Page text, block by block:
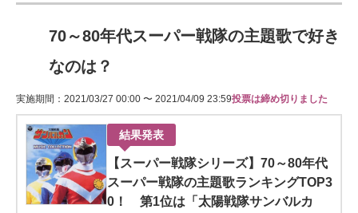
70～80年代スーパー戦隊の主題歌で好き
なのは？
実施期間：2021/03/27 00:00 〜 2021/04/09 23:59投票は締め切りました
結果発表
【スーパー戦隊シリーズ】70～80年代
スーパー戦隊の主題歌ランキングTOP3
0！ 第1位は「太陽戦隊サンバルカ